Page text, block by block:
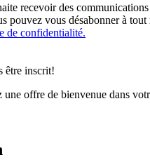
recevoir des
pouvez vous désabonner à
de confidentialité.
être inscrit!
une offre de bienvenue dans